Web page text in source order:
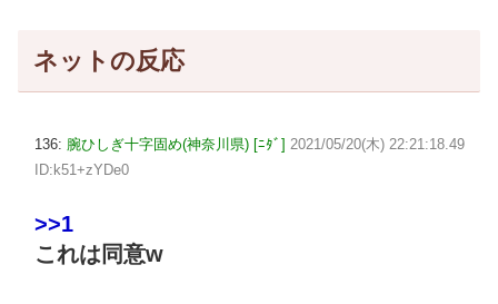
ネットの反応
136: 腕ひしぎ十字固め(神奈川県) [ﾆﾀﾞ] 2021/05/20(木) 22:21:18.49
ID:k51+zYDe0
>>1
これは同意w